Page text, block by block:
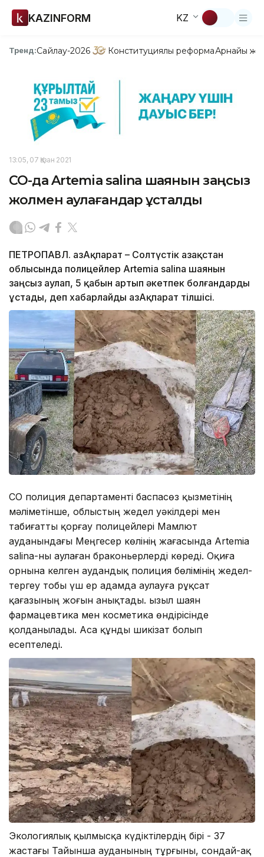
KAZINFORM KZ
Тренд:Сайлау-2026 Конституциялық реформаАрнайы
13:05, 07 Қазан 2021
СҚО-да Artemia salina шаянын заңсыз
жолмен аулағандар ұсталды
ПЕТРОПАВЛ. ҚазАқпарат – Солтүстік Қазақстан
облысында полицейлер Artemia salina шаянын
заңсыз аулап, 5 қабын артып әкетпек болғандарды
ұстады, деп хабарлайды ҚазАқпарат тілшісі.
СҚО полиция департаменті баспасөз қызметінің
мәліметінше, облыстың жедел уәкілдері мен
табиғатты қорғау полицейлері Мамлют
ауданындағы Меңгесер көлінің жағасында Artemia
salina-ны аулаған браконьерлерді көреді. Оқиға
орнына келген аудандық полиция бөлімінің жедел-
тергеу тобы үш ер адамда аулауға рұқсат
қағазының жоғын анықтады. Қызыл шаян
фармацевтика мен косметика өндірісінде
қолданылады. Аса құнды шикізат болып
есептеледі.
Экологиялық қылмысқа күдіктілердің бірі - 37
жастағы Тайынша ауданының тұрғыны, сондай-ақ